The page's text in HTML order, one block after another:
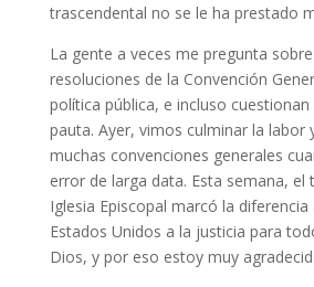
trascendental no se le ha prestado
La gente a veces me pregunta
resoluciones de la Convención
política pública, e incluso
pauta. Ayer, vimos culminar la labor
muchas convenciones generales
error de larga data. Esta semana, el
Iglesia Episcopal marcó la diferencia
Estados Unidos a la justicia para
Dios, y por eso estoy muy